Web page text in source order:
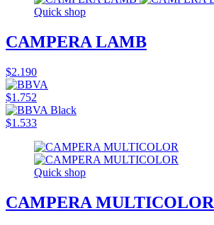
Quick shop
CAMPERA LAMB
$2.190
$1.752
$1.533
Quick shop
CAMPERA MULTICOLOR